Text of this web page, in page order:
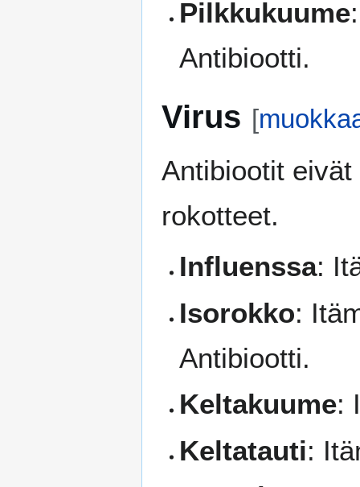
Pilkkukuume
Antibiootti.
Virus [
Antibiootit
rokotteet.
Influenssa:
Isorokko:
Antibiootti.
Keltakuume:
Keltatauti: